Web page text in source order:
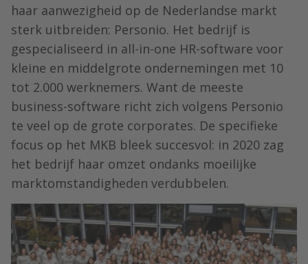
haar aanwezigheid op de Nederlandse markt
sterk uitbreiden: Personio. Het bedrijf is
gespecialiseerd in all-in-one HR-software voor
kleine en middelgrote ondernemingen met 10
tot 2.000 werknemers. Want de meeste
business-software richt zich volgens Personio
te veel op de grote corporates. De specifieke
focus op het MKB bleek succesvol: in 2020 zag
het bedrijf haar omzet ondanks moeilijke
marktomstandigheden verdubbelen.